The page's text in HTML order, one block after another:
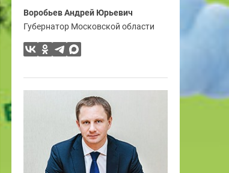
Воробьев Андрей Юрьевич
Губернатор Московской области